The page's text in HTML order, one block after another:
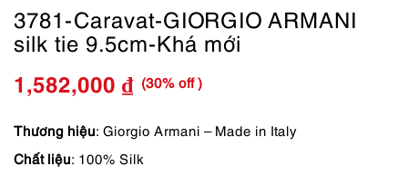
3781-Caravat-GIORGIO ARMANI
silk tie 9.5cm-Khá mới
Giá
gốc
là:
1,582,000 ₫
Giá
hiện
tại
(30% off )
Thương hiệu: Giorgio Armani – Made in Italy
Chất liệu: 100% Silk